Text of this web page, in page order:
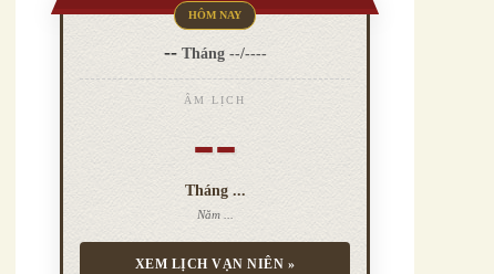
HÔM NAY
--Tháng --/----
ÂM LỊCH
--
Tháng ...
Năm ...
XEM LỊCH VẠN NIÊN »